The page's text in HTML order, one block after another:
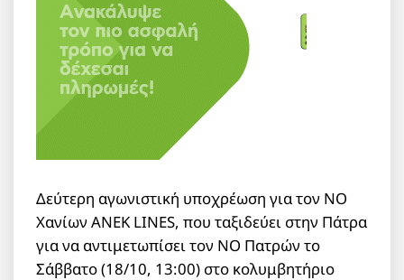
Δεύτερη αγωνιστική υποχρέωση για τον ΝΟ
Χανίων ΑΝΕΚ LINES, που ταξιδεύει στην Πάτρα
για να αντιμετωπίσει τον ΝΟ Πατρών το
Σάββατο (18/10, 13:00) στο κολυμβητήριο